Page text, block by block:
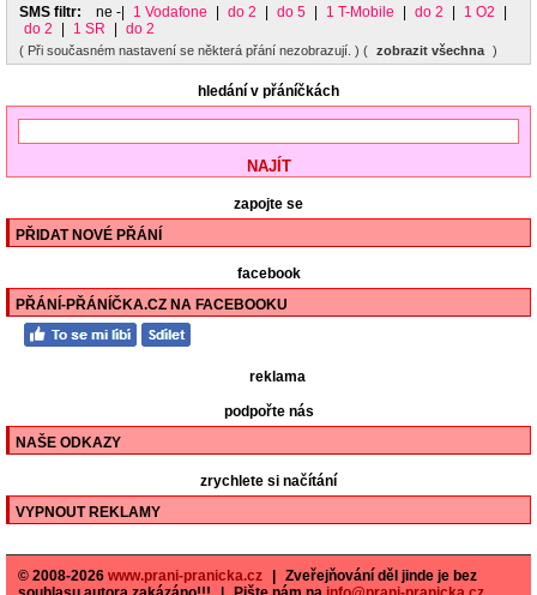
SMS filtr:
ne -| 1 Vodafone do 2 do 5 1 T-Mobile do 2 1 O2
do 2
1 SR do 2
( Při současném nastavení se některá přání nezobrazují. ) ( zobrazit všechna )
hledání v přáníčkách
zapojte se
PŘIDAT NOVÉ PŘÁNÍ
facebook
PŘÁNÍ-PŘÁNÍČKA.CZ NA FACEBOOKU
reklama
podpořte nás
NAŠE ODKAZY
zrychlete si načítání
VYPNOUT REKLAMY
© 2008-2026 www.prani-pranicka.cz
Zveřejňování děl jinde je bez